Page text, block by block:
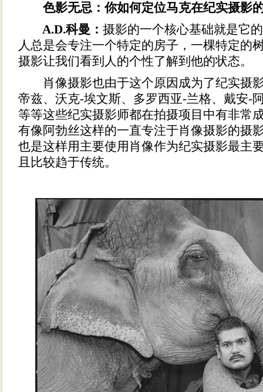
色影无忌：你如何定位马克在纪实摄影
A.D.科曼： 摄影的一个核心基础就是它
人总是会专注一个特定的房子，一棵特定的
摄影让我们看到人的个性了解到他的状态。
肖像摄影也由于这个原因成为了纪实摄
帝兹、沃克-埃文斯、多罗西亚-兰格、戴安-
等等这些纪实摄影师都在拍摄项目中有非常
有像阿勃丝这样的一直专注于肖像摄影的摄
也是这样用主要使用肖像作为纪实摄影最主
且比较趋于传统。